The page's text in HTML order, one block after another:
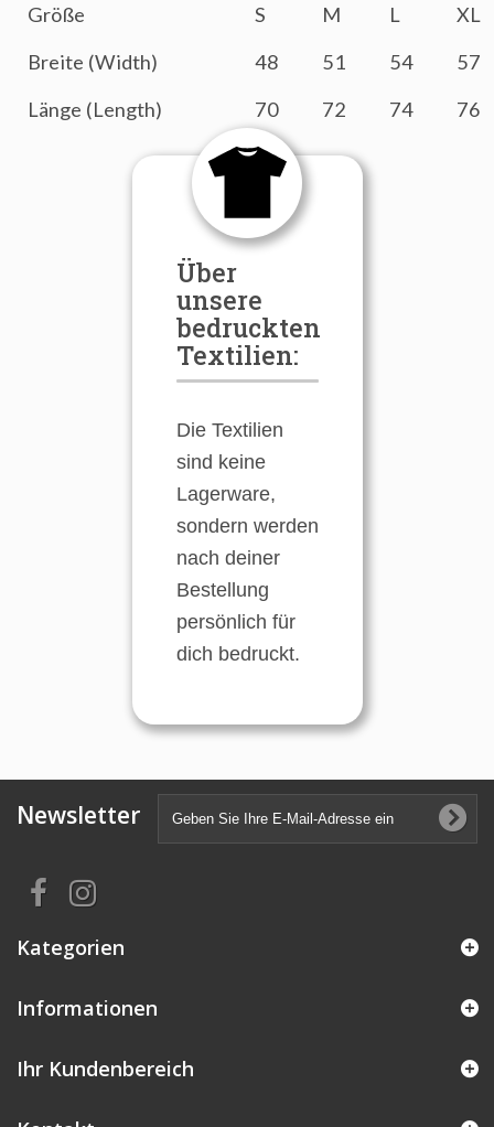
Größe S M L
XL
Breite (Width)
48 51 54
57
Länge (Length)
70 72 74 76
Über
unsere
bedruckten
Textilien:
Die Textilien
sind keine
Lagerware,
sondern werden
nach deiner
Bestellung
persönlich für
dich bedruckt.
Newsletter
Kategorien
Informationen
Ihr Kundenbereich